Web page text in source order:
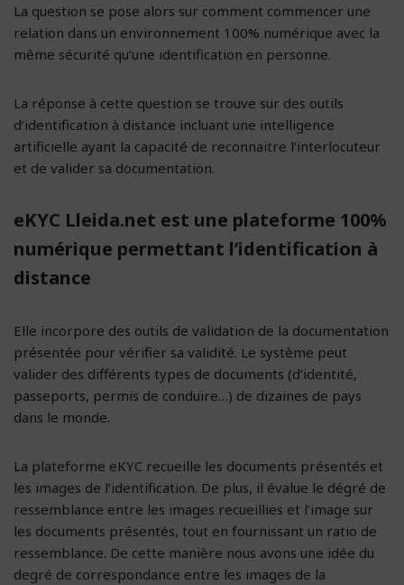
La question se pose alors sur comment commencer une
relation dans un environnement 100% numérique avec la
même sécurité qu’une identification en personne.
La réponse à cette question se trouve sur des outils
d’identification à distance incluant une intelligence
artificielle ayant la capacité de reconnaitre l’interlocuteur
et de valider sa documentation.
eKYC Lleida.net est une plateforme 100%
numérique permettant l’identification à
distance
Elle incorpore des outils de validation de la documentation
présentée pour vérifier sa validité. Le système peut
valider des différents types de documents (d’identité,
passeports, permis de conduire…) de dizaines de pays
dans le monde.
La plateforme eKYC recueille les documents présentés et
les images de l’identification. De plus, il évalue le dégré de
ressemblance entre les images recueillies et l’image sur
les documents présentés, tout en fournissant un ratio de
ressemblance. De cette manière nous avons une idée du
degré de correspondance entre les images de la